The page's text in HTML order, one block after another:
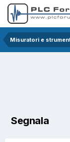
Misuratori e
Segnala